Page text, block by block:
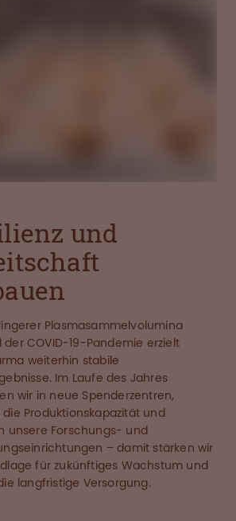
und
Plasmasammelvolumina
der COVID-19-Pandemie erzielt
weiterhin stabile
Im Laufe des Jahres
wir in neue Spenderzentren,
Produktionskapazität und
unsere Forschungs- und
– damit stärken wir
für zukünftiges Wachstum und
langfristige Versorgung.